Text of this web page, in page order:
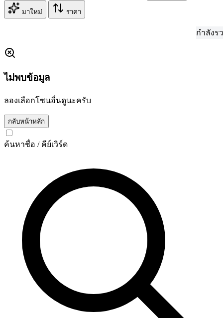
มาใหม่ ราคา
ไม่พบข้อมูล
ลองเลือกโซนอื่นดูนะครับ
กลับหน้าหลัก
ค้นหาชื่อ / คีย์เวิร์ด